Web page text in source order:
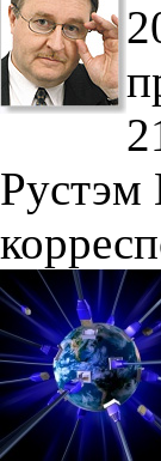
Рустэм